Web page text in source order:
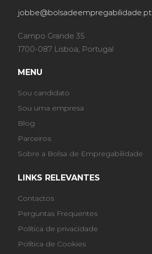
jobbe@bolsadeempregabilidade.pt
Campo Grande 35
1700-087 Lisboa, Portugal
MENU
Sou candidato
Sou uma empresa
Blog
Parceiros
Sobre a Bolsa de Empregabilidade
LINKS RELEVANTES
Contactos
Perguntas Frequentes
Política de privacidade
Política de Cookies